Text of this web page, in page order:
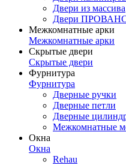
Двери из массива
Двери
Межкомнатные арки
Межкомнатные арки
Скрытые двери
Скрытые двери
Фурнитура
Фурнитура
Дверные ручки
Дверные петли
Дверные
Межкомнатные
Окна
Окна
Rehau